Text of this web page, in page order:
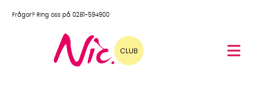
Frågor? Ring oss på 0281-594900